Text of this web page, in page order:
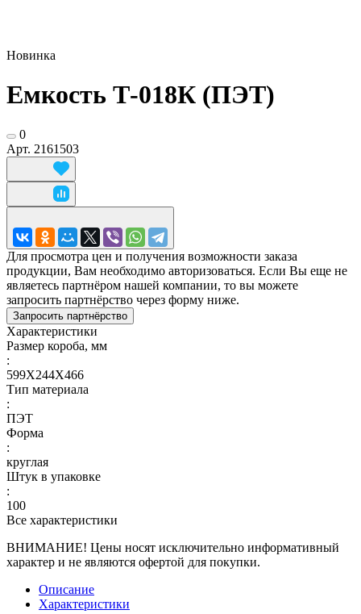
Новинка
Емкость Т-018К (ПЭТ)
0
Арт. 2161503
Для просмотра цен и получения возможности заказа
продукции, Вам необходимо авторизоваться. Если Вы еще не
являетесь партнёром нашей компании, то вы можете
запросить партнёрство через форму ниже.
Запросить партнёрство
Характеристики
Размер короба, мм
:
599Х244Х466
Тип материала
:
ПЭТ
Форма
:
круглая
Штук в упаковке
:
100
Все характеристики
ВНИМАНИЕ! Цены носят исключительно информативный
характер и не являются офертой для покупки.
Описание
Характеристики